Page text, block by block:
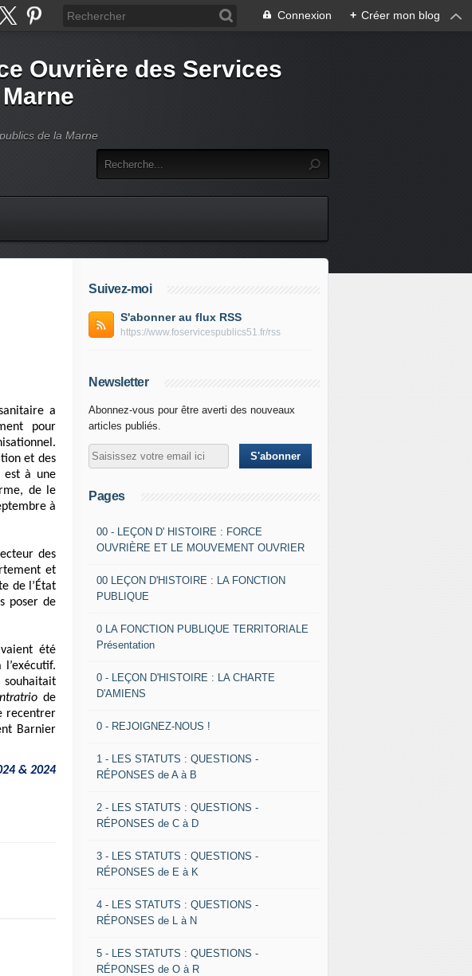
Connexion + Créer mon blog
Ouvrière des Services
de la Marne
a
pour
et des
est à une
de le
à
des
et
de l’État
poser de
été
souhaitait
de
recentrer
Barnier
& 2024
Suivez-moi
S'abonner au flux RSS
https://www.foservicespublics51.fr/rss
Newsletter
Abonnez-vous pour être averti des nouveaux
articles publiés.
Pages
00 - LEÇON D' HISTOIRE : FORCE
OUVRIÈRE ET LE MOUVEMENT OUVRIER
00 LEÇON D'HISTOIRE : LA FONCTION
PUBLIQUE
0 LA FONCTION PUBLIQUE TERRITORIALE
Présentation
0 - LEÇON D'HISTOIRE : LA CHARTE
D'AMIENS
0 - REJOIGNEZ-NOUS !
1 - LES STATUTS : QUESTIONS -
RÉPONSES de A à B
2 - LES STATUTS : QUESTIONS -
RÉPONSES de C à D
3 - LES STATUTS : QUESTIONS -
RÉPONSES de E à K
4 - LES STATUTS : QUESTIONS -
RÉPONSES de L à N
5 - LES STATUTS : QUESTIONS -
RÉPONSES de O à R